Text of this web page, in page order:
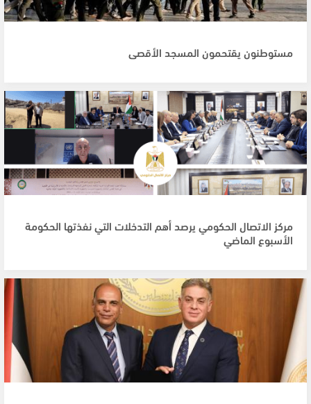
مستوطنون يقتحمون المسجد الأقصى
مركز الاتصال الحكومي يرصد أهم التدخلات التي نفذتها الحكومة
الأسبوع الماضي